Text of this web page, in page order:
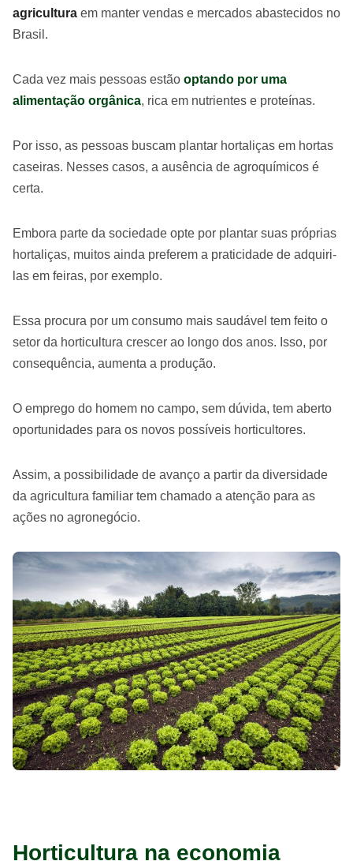
agricultura em manter vendas e mercados abastecidos no
Brasil.
Cada vez mais pessoas estão optando por uma
alimentação orgânica, rica em nutrientes e proteínas.
Por isso, as pessoas buscam plantar hortaliças em hortas
caseiras. Nesses casos, a ausência de agroquímicos é
certa.
Embora parte da sociedade opte por plantar suas próprias
hortaliças, muitos ainda preferem a praticidade de adquiri-
las em feiras, por exemplo.
Essa procura por um consumo mais saudável tem feito o
setor da horticultura crescer ao longo dos anos. Isso, por
consequência, aumenta a produção.
O emprego do homem no campo, sem dúvida, tem aberto
oportunidades para os novos possíveis horticultores.
Assim, a possibilidade de avanço a partir da diversidade
da agricultura familiar tem chamado a atenção para as
ações no agronegócio.
Horticultura na economia